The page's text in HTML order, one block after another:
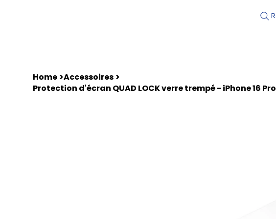
Home >Accessoires >
Protection d'écran QUAD LOCK verre trempé - iPhone 16 Pro